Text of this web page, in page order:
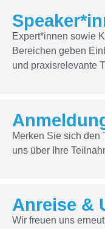
Expert*innen sowie
Bereichen geben
und praxisrelevante
Merken Sie sich den
uns über Ihre
Anreise &
Wir freuen uns